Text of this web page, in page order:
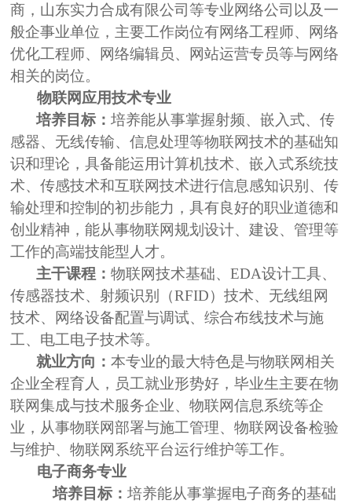
商，山东实力合成有限公司等专业网络公司以及一
般企事业单位，主要工作岗位有网络工程师、网络
优化工程师、网络编辑员、网站运营专员等与网络
相关的岗位。
物联网应用技术专业
培养目标：培养能从事掌握射频、嵌入式、传
感器、无线传输、信息处理等物联网技术的基础知
识和理论，具备能运用计算机技术、嵌入式系统技
术、传感技术和互联网技术进行信息感知识别、传
输处理和控制的初步能力，具有良好的职业道德和
创业精神，能从事物联网规划设计、建设、管理等
工作的高端技能型人才。
主干课程：物联网技术基础、EDA设计工具、
传感器技术、射频识别（RFID）技术、无线组网
技术、网络设备配置与调试、综合布线技术与施
工、电工电子技术等。
就业方向：本专业的最大特色是与物联网相关
企业全程育人，员工就业形势好，毕业生主要在物
联网集成与技术服务企业、物联网信息系统等企
业，从事物联网部署与施工管理、物联网设备检验
与维护、物联网系统平台运行维护等工作。
电子商务专业
培养目标： 培养能从事掌握电子商务的基础